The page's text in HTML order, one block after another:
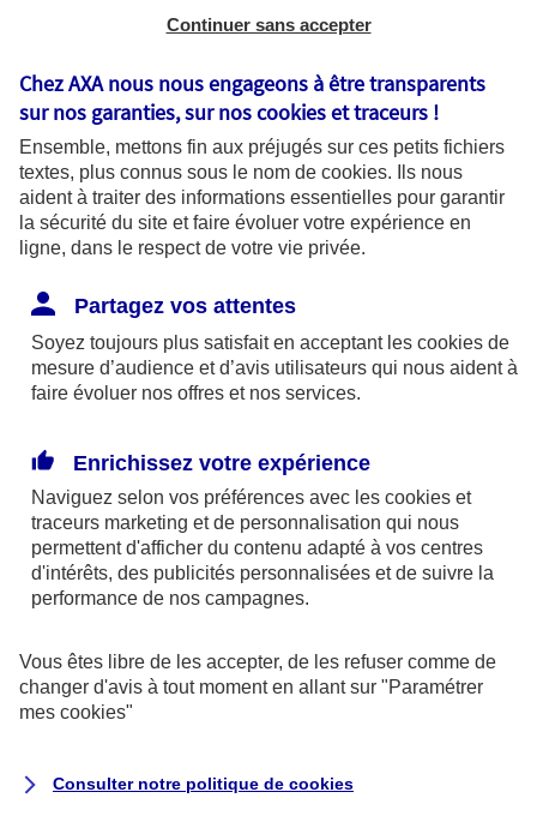
Sièges sociaux : 313 Terrasses de l’Arche –
Coordonnées de l'Autorité de contrôle
prudentiel et de résolution (ACPR) : - 4
Place de Budapest - CS 92459 - 75436
Paris Cedex 09. Le détail des procédures de
recours et de réclamation et les
disponibles sur le site axa.fr.
AXA France IARD et AXA France Vie sont
mandataires exclusifs en opérations de
246 et n°13 005 764 (consultable
surwww.orias.fr)
AXA Assistance France Assurances,
S.A au capital de 51 429 430,40 €,
Siège social :
8-10, rue Paul Vaillant Couturier
Continuer sans accepter
Chez AXA nous nous engageons à être transparents
sur nos garanties, sur noscookies et traceurs !
Ensemble, mettons fin aux préjugés sur ces petits fichiers
textes, plus connus sous le nom de cookies. Ils nous
aident à traiter des informations essentielles pour garantir
la sécurité du site et faire évoluer votre expérience en
ligne, dans le respect de votre vie privée.
Partagez vos attentes
Soyez toujours plus satisfait en acceptant les cookies de
mesure d’audience et d’avis utilisateurs qui nous aident à
faire évoluer nos offres et nos services.
Enrichissez votre expérience
Naviguez selon vos préférences avec les cookies et
traceurs marketing et de personnalisation qui nous
permettent d'afficher du contenu adapté à vos centres
d'intérêts, des publicités personnalisées et de suivre la
performance de nos campagnes.
Vous êtes libre de les accepter, de les refuser comme de
changer d'avis à tout moment en allant sur "Paramétrer
mes cookies"
Consulter notre politique de cookies